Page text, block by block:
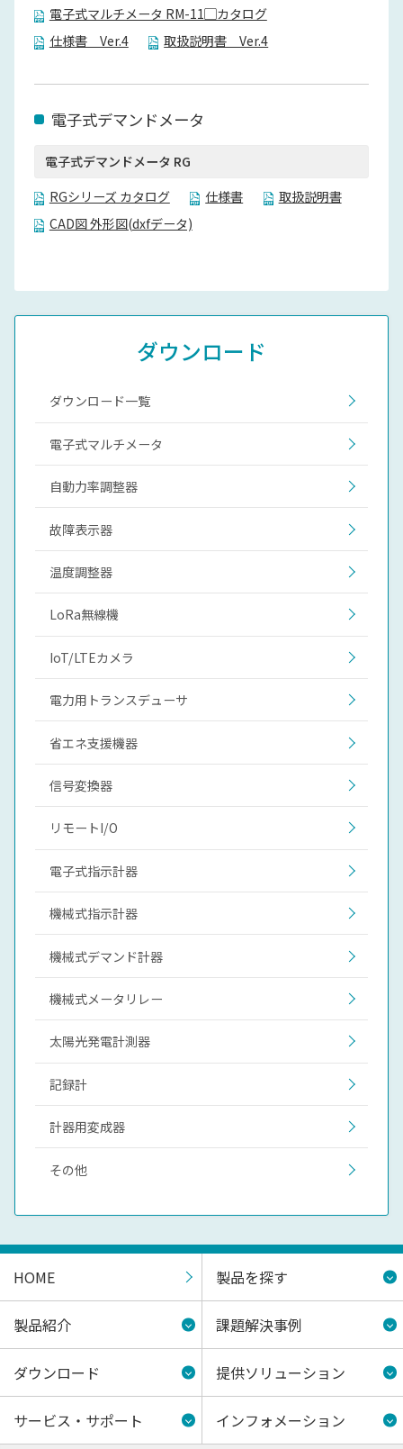
電子式マルチメータ RM-11▢カタログ
仕様書 Ver.4
取扱説明書 Ver.4
電子式デマンドメータ
電子式デマンドメータ RG
RGシリーズ カタログ
仕様書
取扱説明書
CAD図 外形図(dxfデータ)
ダウンロード
ダウンロード一覧
電子式マルチメータ
自動力率調整器
故障表示器
温度調整器
LoRa無線機
IoT/LTEカメラ
電力用トランスデューサ
省エネ支援機器
信号変換器
リモートI/O
電子式指示計器
機械式指示計器
機械式デマンド計器
機械式メータリレー
太陽光発電計測器
記録計
計器用変成器
その他
HOME 製品を探す
製品紹介 課題解決事例
ダウンロード 提供ソリューション
サービス・サポート インフォメーション